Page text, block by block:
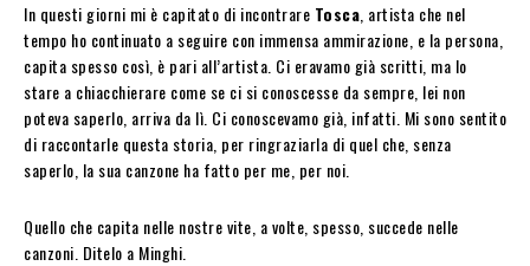
In questi giorni mi è capitato di incontrare Tosca , artista che nel
tempo ho continuato a seguire con immensa ammirazione, e la persona,
capita spesso così, è pari all’artista. Ci eravamo già scritti, ma lo
stare a chiacchierare come se ci si conoscesse da sempre, lei non
poteva saperlo, arriva da lì. Ci conoscevamo già, infatti. Mi sono sentito
di raccontarle questa storia, per ringraziarla di quel che, senza
saperlo, la sua canzone ha fatto per me, per noi.
Quello che capita nelle nostre vite, a volte, spesso, succede nelle
canzoni. Ditelo a Minghi.